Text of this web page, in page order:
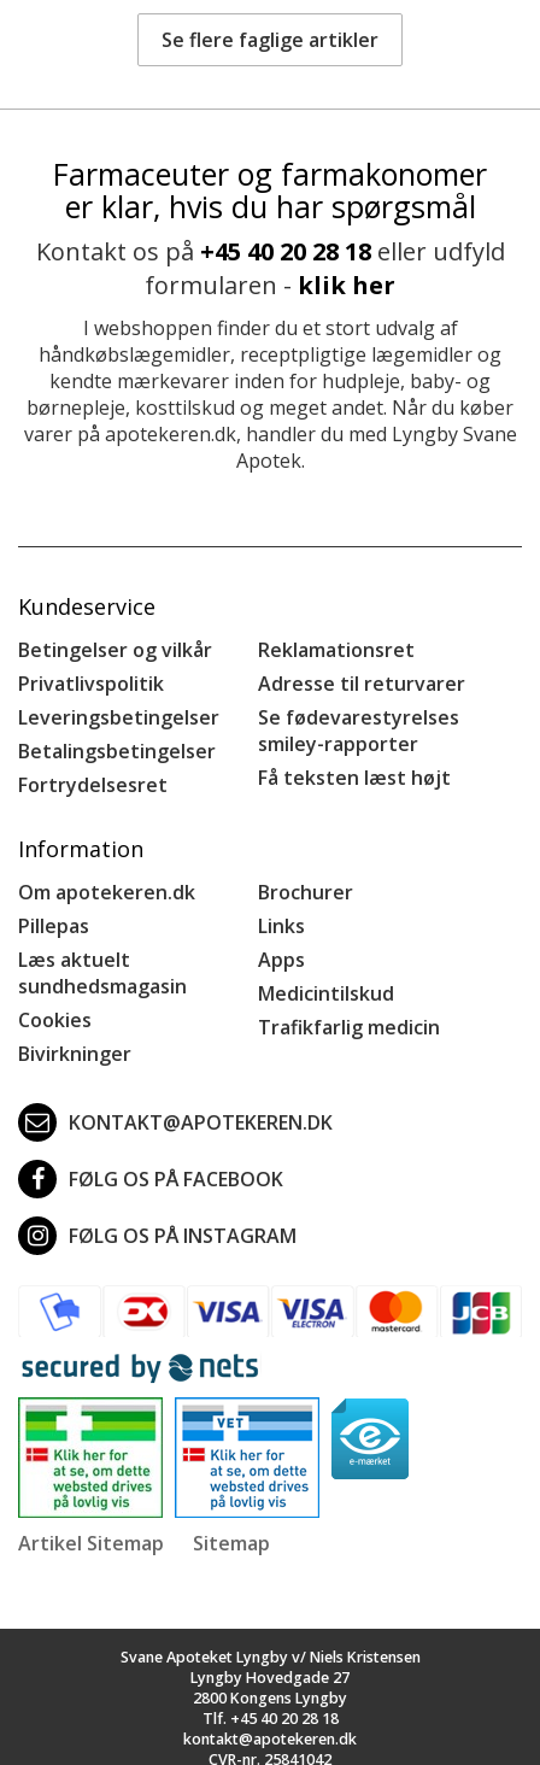
Se flere faglige artikler
Farmaceuter og farmakonomer
er klar, hvis du har spørgsmål
Kontakt os på +45 40 20 28 18eller udfyld
formularen - klik her
I webshoppen finder du et stort udvalg af
håndkøbslægemidler, receptpligtige lægemidler og
kendte mærkevarer inden for hudpleje, baby- og
børnepleje, kosttilskud og meget andet. Når du køber
varer på apotekeren.dk, handler du med Lyngby Svane
Apotek.
Kundeservice
Betingelser og vilkår
Privatlivspolitik
Leveringsbetingelser
Betalingsbetingelser
Fortrydelsesret
Reklamationsret
Adresse til returvarer
Se fødevarestyrelses
smiley-rapporter
Få teksten læst højt
Information
Om apotekeren.dk
Pillepas
Læs aktuelt
sundhedsmagasin
Cookies
Bivirkninger
Brochurer
Links
Apps
Medicintilskud
Trafikfarlig medicin
KONTAKT@APOTEKEREN.DK
FØLG OS PÅ FACEBOOK
FØLG OS PÅ INSTAGRAM
Artikel Sitemap Sitemap
Svane Apoteket Lyngby v/ Niels Kristensen
Lyngby Hovedgade 27
2800 Kongens Lyngby
Tlf. +45 40 20 28 18
kontakt@apotekeren.dk
CVR-nr. 25841042